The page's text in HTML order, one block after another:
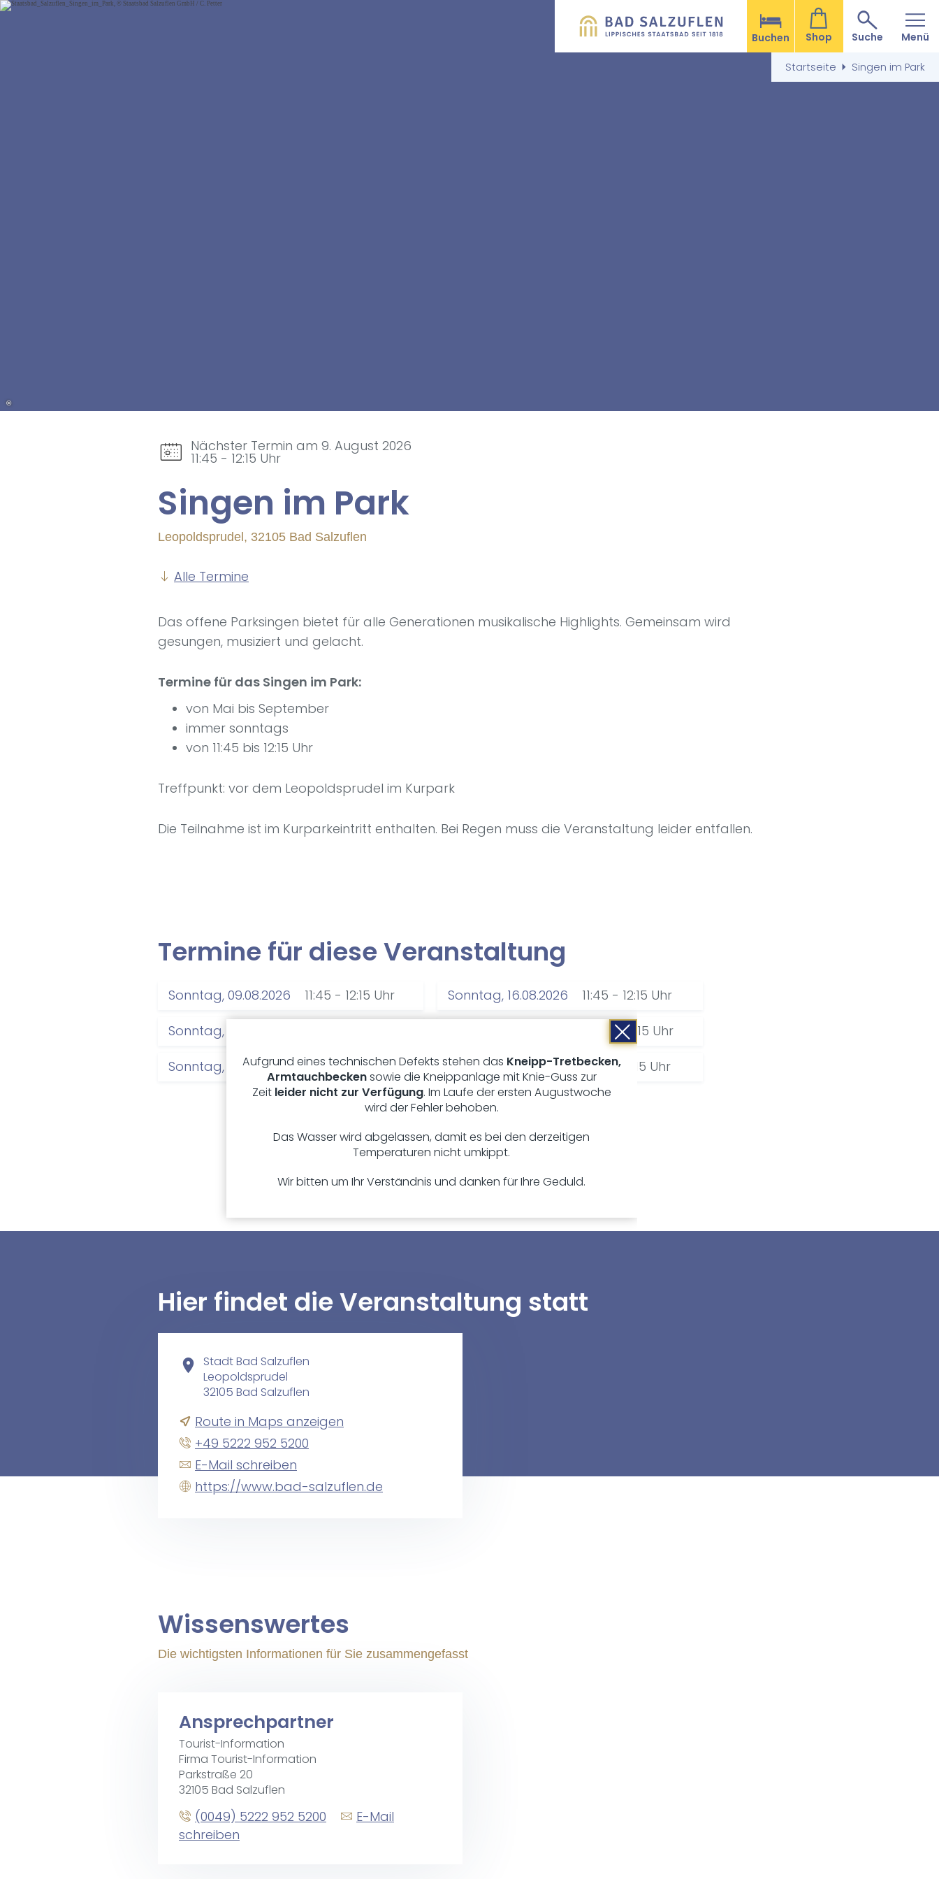
Buchen Shop Suche Menü
Startseite Singen im Park
©
Nächster Termin am 9. August 2026
11:45 - 12:15 Uhr
Sin­gen im Park
Leopoldsprudel, 32105 Bad Salzuflen
Alle Termine
Das offene Parksingen bietet für alle Generationen musikalische Highlights. Gemeinsam wird
gesungen, musiziert und gelacht.
Termine für das Singen im Park:
von Mai bis September
immer sonntags
von 11:45 bis 12:15 Uhr
Treffpunkt: vor dem Leopoldsprudel im Kurpark
Die Teilnahme ist im Kurparkeintritt enthalten. Bei Regen muss die Veranstaltung leider entfallen.
Ter­mi­ne für die­se Ver­an­stal­tung
Sonntag, 09.08.2026 11:45 - 12:15 Uhr Sonntag, 16.08.2026 11:45 - 12:15 Uhr
Sonntag, 23.08.2026 11:45 - 12:15 Uhr
Sonntag, 06.09.2026 11:45 - 12:15 Uhr Sonntag, 13.09.2026 11:45 - 12:15 Uhr
alle anzeigen
Hier findet die Veranstaltung statt
Stadt Bad Salzuflen
Leopoldsprudel
32105 Bad Salzuflen
Route in Maps anzeigen
+49 5222 952 5200
E-Mail schreiben
https://www.bad-salzuflen.de
Wis­sens­wer­tes
Die wichtigsten Informationen für Sie zusammengefasst
Ansprechpartner
Tourist-Information
Firma Tourist-Information
Parkstraße 20
32105 Bad Salzuflen
(0049) 5222 952 5200
E-Mail
schreiben
Aufgrund eines technischen Defekts stehen das Kneipp-Tretbecken,
Armtauchbeckensowie die Kneippanlage mit Knie-Guss zur
Zeit leider nicht zur Verfügung. Im Laufe der ersten Augustwoche
wird der Fehler behoben.
Das Wasser wird abgelassen, damit es bei den derzeitigen
Temperaturen nicht umkippt.
Wir bitten um Ihr Verständnis und danken für Ihre Geduld.